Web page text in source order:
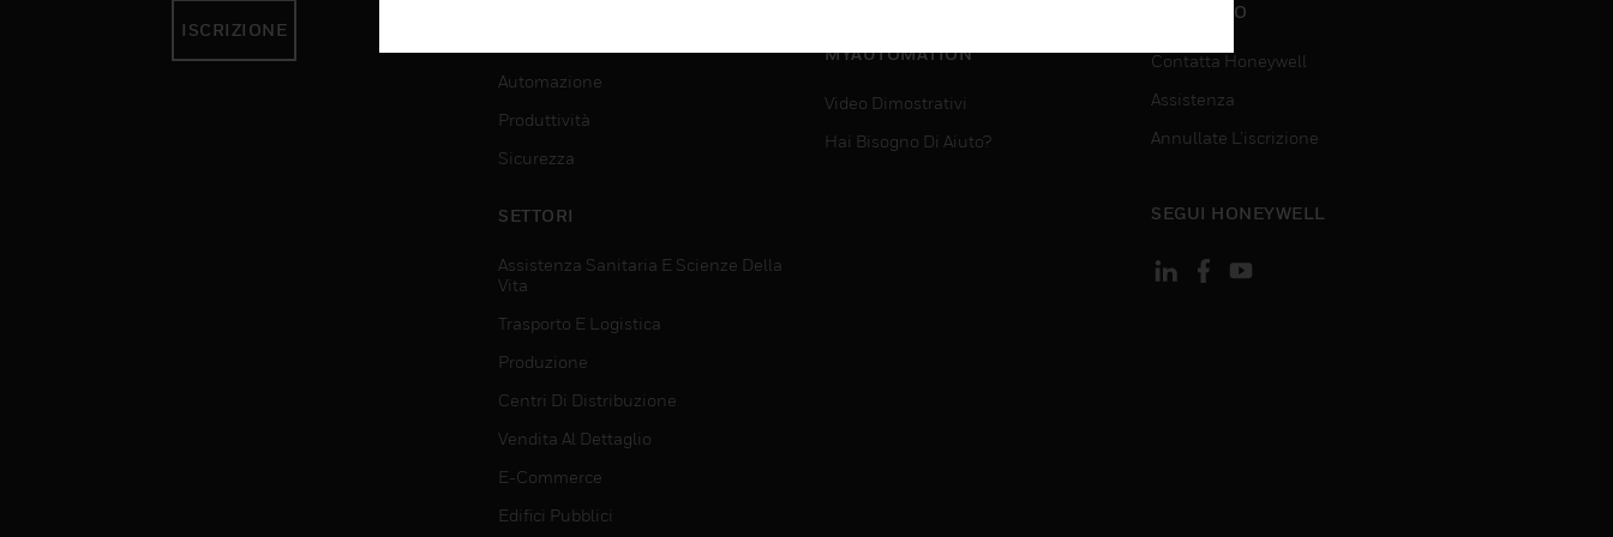
ISCRIZIONE
Automazione
Produttività
Sicurezza
SETTORI
Assistenza Sanitaria E Scienze Della
Vita
Trasporto E Logistica
Produzione
Centri Di Distribuzione
Vendita Al Dettaglio
E-Commerce
Edifici Pubblici
MYAUTOMATION
Video Dimostrativi
Hai Bisogno Di Aiuto?
CONTATTO
Contatta Honeywell
Assistenza
Annullate L’iscrizione
SEGUI HONEYWELL